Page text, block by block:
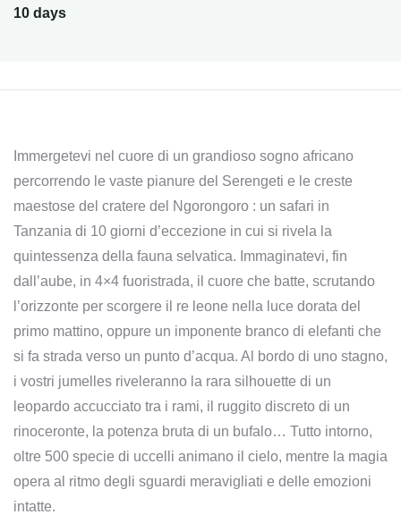
10 days
Immergetevi nel cuore di un grandioso sogno africano
percorrendo le vaste pianure del Serengeti e le creste
maestose del cratere del Ngorongoro : un safari in
Tanzania di 10 giorni d’eccezione in cui si rivela la
quintessenza della fauna selvatica. Immaginatevi, fin
dall’aube, in 4×4 fuoristrada, il cuore che batte, scrutando
l’orizzonte per scorgere il re leone nella luce dorata del
primo mattino, oppure un imponente branco di elefanti che
si fa strada verso un punto d’acqua. Al bordo di uno stagno,
i vostri jumelles riveleranno la rara silhouette di un
leopardo accucciato tra i rami, il ruggito discreto di un
rinoceronte, la potenza bruta di un bufalo… Tutto intorno,
oltre 500 specie di uccelli animano il cielo, mentre la magia
opera al ritmo degli sguardi meravigliati e delle emozioni
intatte.